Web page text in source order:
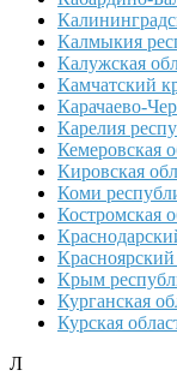
Калмыкия
Калужская
Камчатский
Карачаево-
Карелия
Кемеровская
Кировская
Коми
Костромская
Крым
Курганская
Курская
Л